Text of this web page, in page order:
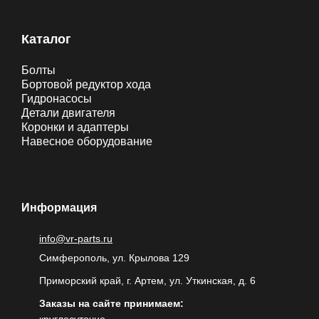
Каталог
Болты
Бортовой редуктор хода
Гидронасосы
Детали двигателя
Коронки и адаптеры
Навесное оборудование
Информация
info@vr-parts.ru
Симферополь, ул. Крылова 129
Приморский край, г. Артем, ул. Уткинская, д. 6
Заказы на сайте принимаем: